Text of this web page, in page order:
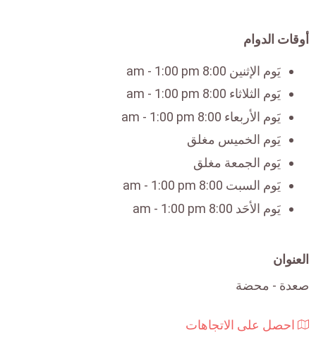
أوقات الدوام
يَوم الإثنين 8:00 am - 1:00 pm
يَوم الثلاثاء 8:00 am - 1:00 pm
يَوم الأربعاء 8:00 am - 1:00 pm
يَوم الخميس مغلق
يَوم الجمعة مغلق
يَوم السبت 8:00 am - 1:00 pm
يَوم الأحَد 8:00 am - 1:00 pm
العنوان
صعدة - محضة
احصل على الاتجاهات